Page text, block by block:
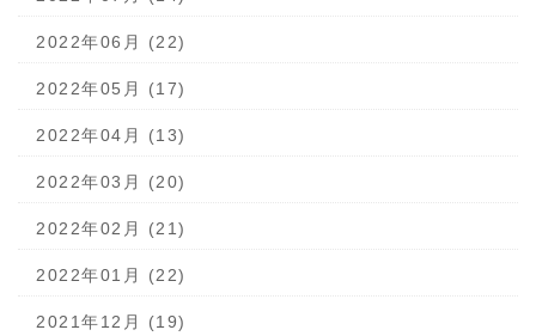
2022年06月 (22)
2022年05月 (17)
2022年04月 (13)
2022年03月 (20)
2022年02月 (21)
2022年01月 (22)
2021年12月 (19)